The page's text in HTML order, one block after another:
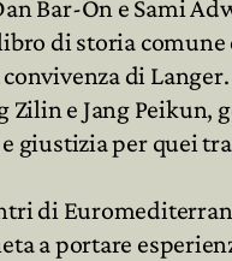
Bar-On e Sami
di storia comune
di
e Jang Peikun,
giustizia per quei
di
a portare